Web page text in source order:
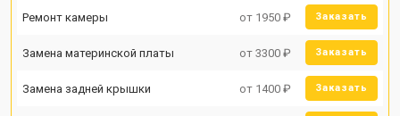
Ремонт камеры от 1950 ₽ Заказать
Замена материнской платы от 3300 ₽ Заказать
Замена задней крышки от 1400 ₽ Заказать